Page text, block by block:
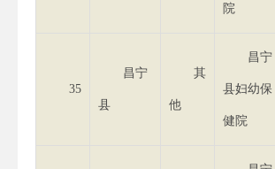
院
35
昌宁
县
其
他
昌宁
县妇幼保
健院